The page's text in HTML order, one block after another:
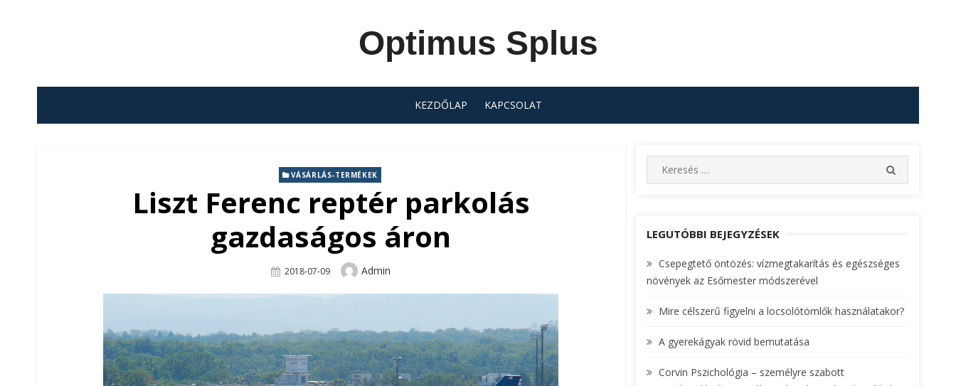
Optimus Splus
KEZDŐLAP KAPCSOLAT
VÁSÁRLÁS-TERMÉKEK
Liszt Ferenc reptér parkolás
gazdaságos áron
Posted
2018-07-09 Author
Admin
e
c
f
o
:
E
LEGUTÓBBI BEJEGYZÉSEK
Csepegtető öntözés: vízmegtakarítás és egészséges
növények az Esőmester módszerével
Mire célszerű figyelni a locsolótömlők használatakor?
A gyerekágyak rövid bemutatása
Corvin Pszichológia – személyre szabott